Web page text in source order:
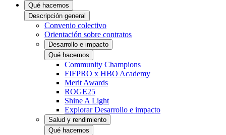
Qué hacemos
Descripción general
Convenio colectivo
Orientación sobre contratos
Desarrollo e impacto
Qué hacemos
Community Champions
FIFPRO x HBO Academy
Merit Awards
ROGE25
Shine A Light
Explorar Desarrollo e impacto
Salud y rendimiento
Qué hacemos